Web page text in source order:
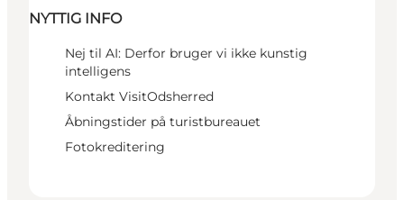
NYTTIG INFO
Nej til AI: Derfor bruger vi ikke kunstig
intelligens
Kontakt VisitOdsherred
Åbningstider på turistbureauet
Fotokreditering